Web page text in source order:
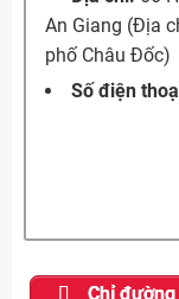
An Giang (Địa
phố Châu Đốc)
Số điện
Chỉ đường